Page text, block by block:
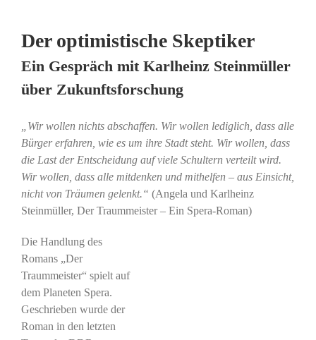
Der optimistische Skeptiker
Ein Gespräch mit Karlheinz Steinmüller
über Zukunftsforschung
„Wir wollen nichts abschaffen. Wir wollen lediglich, dass alle
Bürger erfahren, wie es um ihre Stadt steht. Wir wollen, dass
die Last der Entscheidung auf viele Schultern verteilt wird.
Wir wollen, dass alle mitdenken und mithelfen – aus Einsicht,
nicht von Träumen gelenkt.“ (Angela und Karlheinz
Steinmüller, Der Traummeister – Ein Spera-Roman)
Die Handlung des
Romans „Der
Traummeister“ spielt auf
dem Planeten Spera.
Geschrieben wurde der
Roman in den letzten